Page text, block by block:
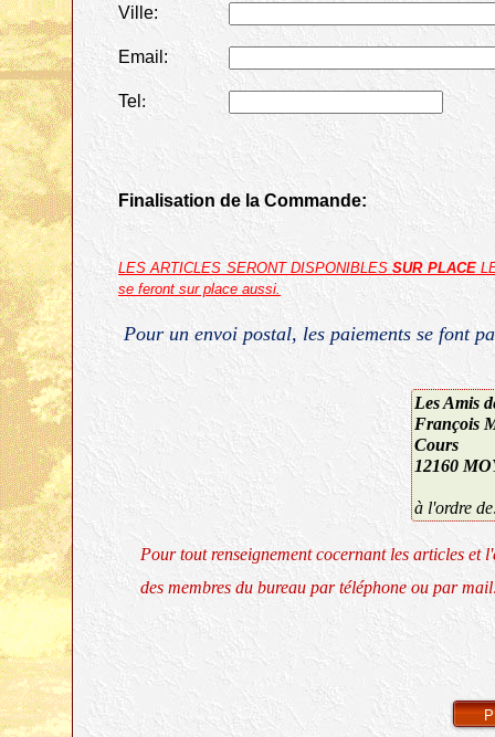
Ville:
Email:
Tel :
Finalisation de la Commande:
LES ARTICLES SERONT DISPONIBLESSUR PLACE
se feront sur place aussi.
Pour un envoi postal, les paiements se font
Les Amis
François
Cours
12160
à l'ordre
Pour tout renseignement cocernant les articles
des membres du bureau par